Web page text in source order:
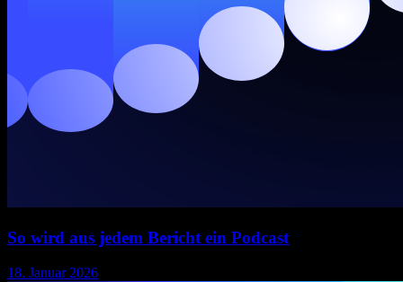
So wird aus jedem Bericht ein Podcast
18. Januar 2026